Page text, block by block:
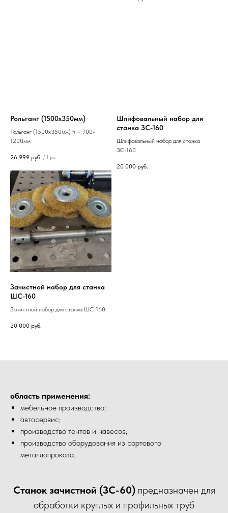
Рольганг (1500х350мм)
Рольганг (1500х350мм) h = 700-
1200мм
26 999 руб. / 1 pc
Шлифовальный набор для
станка ЗС-160
Шлифовальный набор для станка
ЗС-160
20 000 руб.
Зачистной набор для станка
ШС-160
Зачистной набор для станка ШС-160
20 000 руб.
область применения:
мебельное производство;
автосервис;
производство тентов и навесов;
производство оборудования из сортового
металлопроката.
Станок зачистной (ЗС-60) предназначен для
обработки круглых и профильных труб